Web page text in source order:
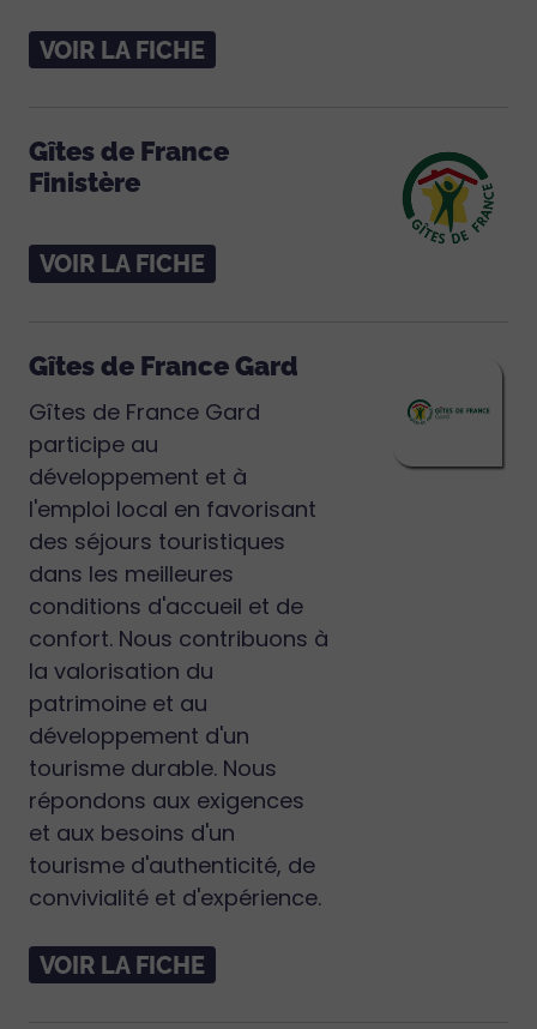
VOIR LA FICHE
Gîtes de France
Finistère
VOIR LA FICHE
Gîtes de France Gard
Gîtes de France Gard
participe au
développement et à
l'emploi local en favorisant
des séjours touristiques
dans les meilleures
conditions d'accueil et de
confort. Nous contribuons à
la valorisation du
patrimoine et au
développement d'un
tourisme durable. Nous
répondons aux exigences
et aux besoins d'un
tourisme d'authenticité, de
convivialité et d'expérience.
VOIR LA FICHE